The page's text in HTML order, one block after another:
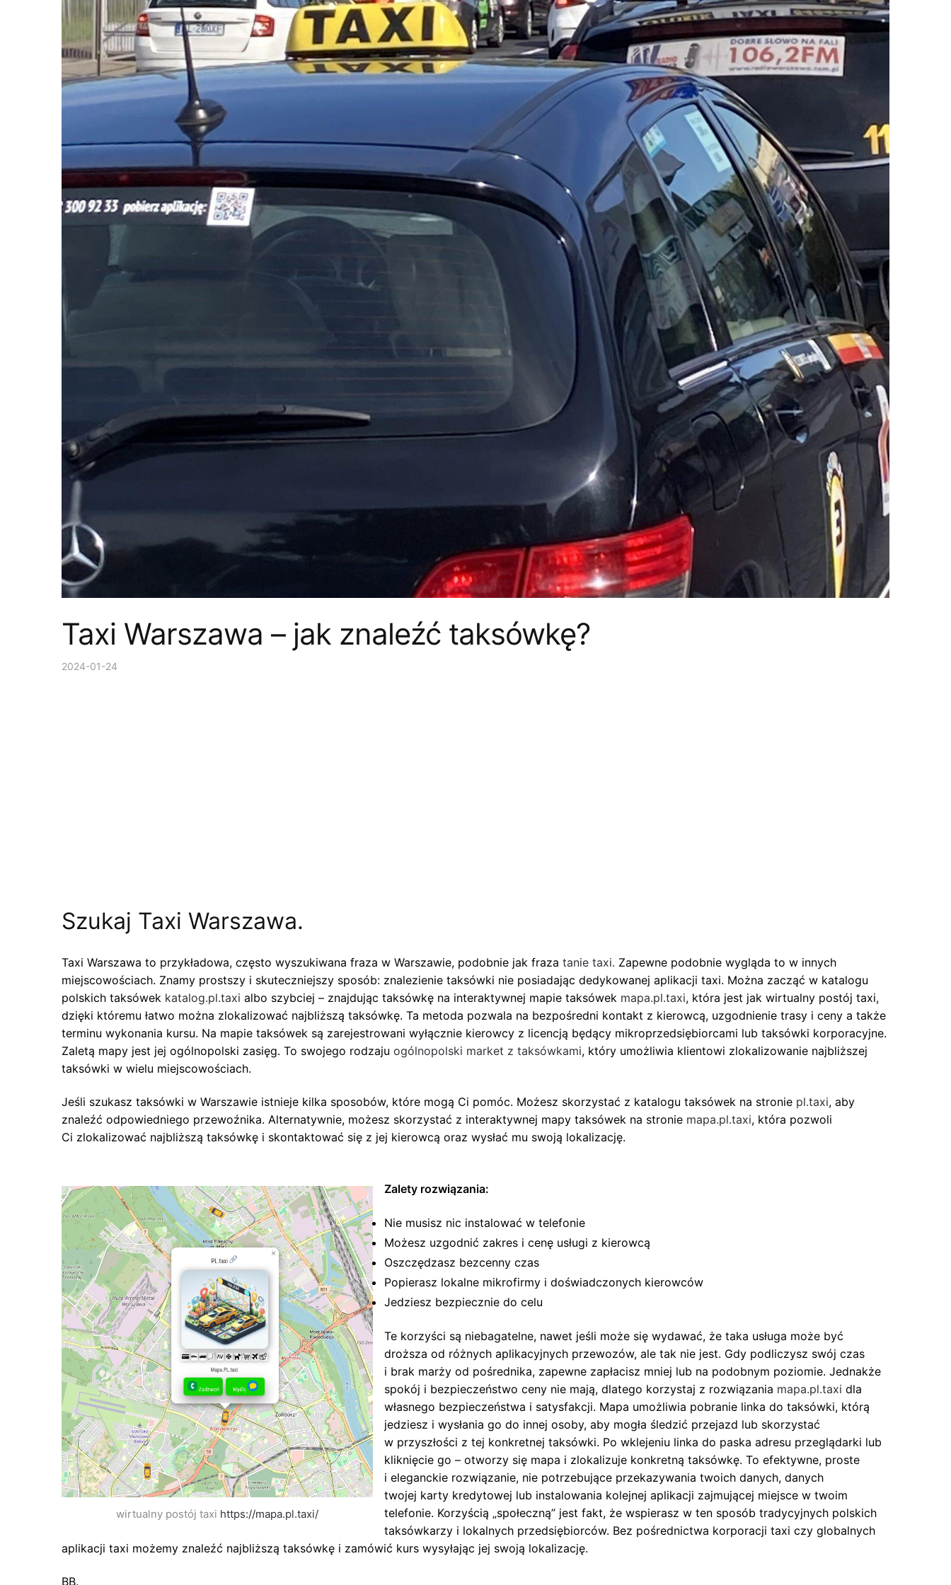
Taxi Warszawa – jak znaleźć taksówkę?
2024-01-24
Szukaj Taxi Warszawa.
Taxi Warszawa to przykładowa, często wyszukiwana fraza w Warszawie, podobnie jak fraza tanie taxi. Zapewne podobnie wygląda to w innych
miejscowościach. Znamy prostszy i skuteczniejszy sposób: znalezienie taksówki nie posiadając dedykowanej aplikacji taxi. Można zacząć w katalogu
polskich taksówek katalog.pl.taxi albo szybciej – znajdując taksówkę na interaktywnej mapie taksówek mapa.pl.taxi, która jest jak wirtualny postój taxi,
dzięki któremu łatwo można zlokalizować najbliższą taksówkę. Ta metoda pozwala na bezpośredni kontakt z kierowcą, uzgodnienie trasy i ceny a także
terminu wykonania kursu. Na mapie taksówek są zarejestrowani wyłącznie kierowcy z licencją będący mikroprzedsiębiorcami lub taksówki korporacyjne.
Zaletą mapy jest jej ogólnopolski zasięg. To swojego rodzaju ogólnopolski market z taksówkami, który umożliwia klientowi zlokalizowanie najbliższej
taksówki w wielu miejscowościach.
Jeśli szukasz taksówki w Warszawie istnieje kilka sposobów, które mogą Ci pomóc. Możesz skorzystać z katalogu taksówek na stronie pl.taxi, aby
znaleźć odpowiedniego przewoźnika. Alternatywnie, możesz skorzystać z interaktywnej mapy taksówek na stronie mapa.pl.taxi, która pozwoli
Ci zlokalizować najbliższą taksówkę i skontaktować się z jej kierowcą oraz wysłać mu swoją lokalizację.
wirtualny postój taxi https://mapa.pl.taxi/
Zalety rozwiązania:
Nie musisz nic instalować w telefonie
Możesz uzgodnić zakres i cenę usługi z kierowcą
Oszczędzasz bezcenny czas
Popierasz lokalne mikrofirmy i doświadczonych kierowców
Jedziesz bezpiecznie do celu
Te korzyści są niebagatelne, nawet jeśli może się wydawać, że taka usługa może być
droższa od różnych aplikacyjnych przewozów, ale tak nie jest. Gdy podliczysz swój czas
i brak marży od pośrednika, zapewne zapłacisz mniej lub na podobnym poziomie. Jednakże
spokój i bezpieczeństwo ceny nie mają, dlatego korzystaj z rozwiązania mapa.pl.taxi dla
własnego bezpieczeństwa i satysfakcji. Mapa umożliwia pobranie linka do taksówki, którą
jedziesz i wysłania go do innej osoby, aby mogła śledzić przejazd lub skorzystać
w przyszłości z tej konkretnej taksówki. Po wklejeniu linka do paska adresu przeglądarki lub
kliknięcie go – otworzy się mapa i zlokalizuje konkretną taksówkę. To efektywne, proste
i eleganckie rozwiązanie, nie potrzebujące przekazywania twoich danych, danych
twojej karty kredytowej lub instalowania kolejnej aplikacji zajmującej miejsce w twoim
telefonie. Korzyścią „społeczną” jest fakt, że wspierasz w ten sposób tradycyjnych polskich
taksówkarzy i lokalnych przedsiębiorców. Bez pośrednictwa korporacji taxi czy globalnych
aplikacji taxi możemy znaleźć najbliższą taksówkę i zamówić kurs wysyłając jej swoją lokalizację.
BB.